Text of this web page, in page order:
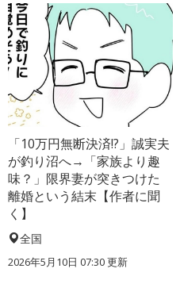
「10万円無断決済!?」誠実夫
が釣り沼へ→「家族より趣
味？」限界妻が突きつけた
離婚という結末【作者に聞
く】
全国
2026年5月10日 07:30 更新